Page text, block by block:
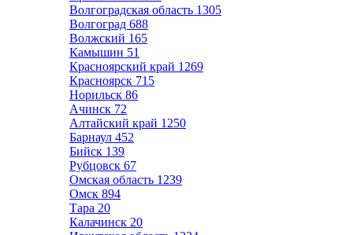
Волгоградская область 1305
Волгоград 688
Волжский 165
Камышин 51
Красноярский край 1269
Красноярск 715
Норильск 86
Ачинск 72
Алтайский край 1250
Барнаул 452
Бийск 139
Рубцовск 67
Омская область 1239
Омск 894
Тара 20
Калачинск 20